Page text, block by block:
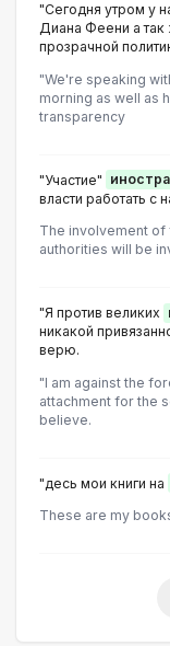
"Сегодня утром у
Диана Феени а
прозрачной
"We're speaking
morning as well as
transparency
"Участие"
власти работать с
The involvement
authorities will be
"Я против великих
никакой
верю.
"I am against the
attachment for the
believe.
"десь мои книги на
These are my